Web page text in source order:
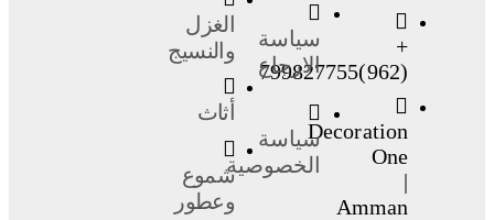
+
(962)799827755
Decoration
One
|
Amman
سياسة
الارجاع
سياسة
الخصوصية
الغزل
والنسيج
أثاث
شموع
وعطور